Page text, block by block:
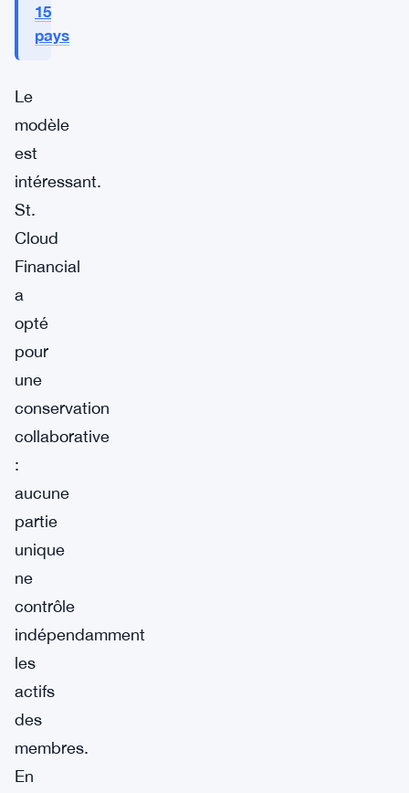
15
pays
Le
modèle
est
intéressant.
St.
Cloud
Financial
a
opté
pour
une
conservation
collaborative
:
aucune
partie
unique
ne
contrôle
indépendamment
les
actifs
des
membres.
En